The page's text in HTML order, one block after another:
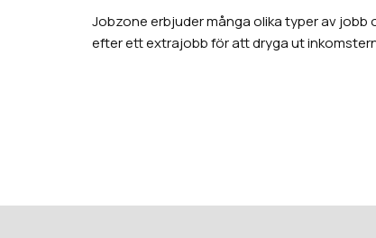
Jobzone erbjuder många olika typer av jobb
efter ett extrajobb för att dryga ut